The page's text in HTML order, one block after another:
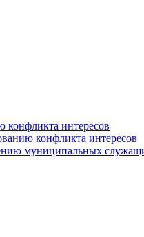
интересов
конфликта интересов
муниципальных